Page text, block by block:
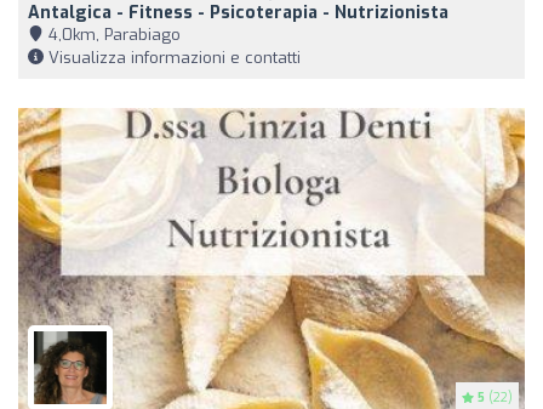
Antalgica - Fitness - Psicoterapia - Nutrizionista
4,0km, Parabiago
Visualizza informazioni e contatti
5 (22)